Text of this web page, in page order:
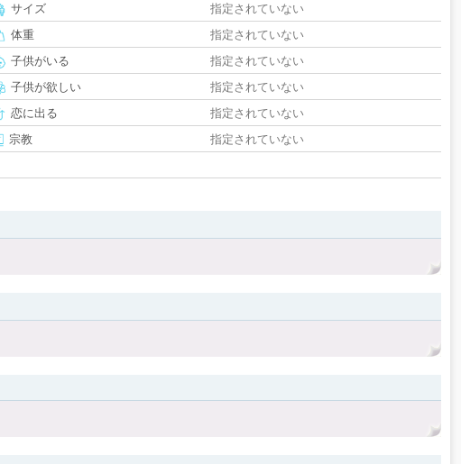
サイズ
指定されていない
体重
指定されていない
子供がいる
指定されていない
子供が欲しい
指定されていない
恋に出る
指定されていない
宗教
指定されていない